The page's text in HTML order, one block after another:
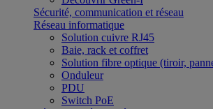
Sécurité, communication et réseau
Réseau informatique
Solution cuivre RJ45
Baie, rack et coffret
Solution fibre optique (tiroir,
Onduleur
PDU
Switch PoE